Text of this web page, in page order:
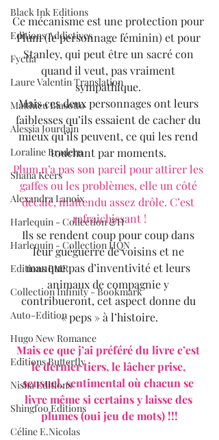
Black Ink Editions
Editions Addictives
Fyctia
Laure Valentin Translation
Matthieu Biasotto
Alessia Jourdain
Loraline Bradern
Shana Keers
Alexandra Lanoix
Harlequin - Collection &H
Harlequin - Collection HQN
Editions BMR
Collection Infinity - Bookmark
Auto-Edition
Hugo New Romance
Editions Butterfly
Nisha Editions
Shingfoo Editions
Céline E.Nicolas
Ce mécanisme est une protection pour
Plum (le personnage féminin) et pour
Stanley, qui peut être un sacré con
quand il veut, pas vraiment
sympathique.
Mais ces deux personnages ont leurs
faiblesses qu’ils essaient de cacher du
mieux qu’ils peuvent, ce qui les rend
touchant par moments.
Plum n’a pas son pareil pour attirer les
gaffes ou les problèmes, elle un côté
décalé, inattendu assez drôle. C’est
rafraichissant !
Ils se rendent coup pour coup dans
leur guéguerre de voisins et ne
manque pas d’inventivité et leurs
animaux de compagnie y
contribueront, cet aspect donne du
« peps » à l’histoire.
Mais ce que j’ai préféré du livre c’est
le dernier tiers, le lâcher prise,
sensuel, sentimental où chacun se
livre même si certains y laisse des
plumes (oui jeu de mots) !!!